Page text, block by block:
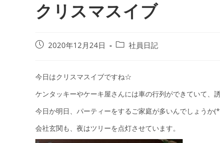
クリスマスイブ
2020年12月24日 社員日記
今日はクリスマスイブですね☆
ケンタッキーやケーキ屋さんには車の行列ができていて、
今日か明日、パーティーをするご家庭が多いんでしょうか
会社玄関も、夜はツリーを点灯させています。